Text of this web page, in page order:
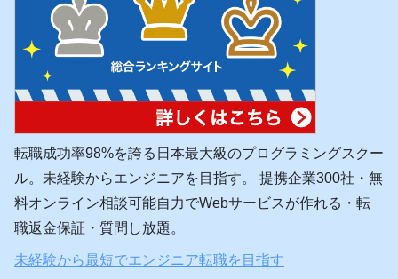
転職成功率98%を誇る日本最大級のプログラミングスクー
ル。未経験からエンジニアを目指す。 提携企業300社・無
料オンライン相談可能自力でWebサービスが作れる・転
職返金保証・質問し放題。
未経験から最短でエンジニア転職を目指す